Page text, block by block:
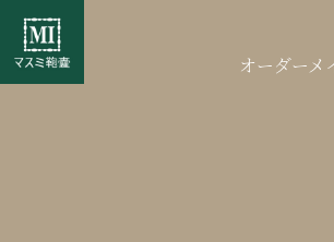
オーダーメ